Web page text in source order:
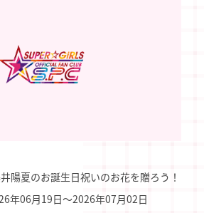
井陽夏のお誕生日祝いのお花を贈ろう！
年06月19日〜2026年07月02日